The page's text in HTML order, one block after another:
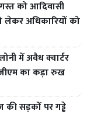
को आदिवासी
लेकर अधिकारियों को
में अवैध क्वार्टर
का कड़ा रुख
की सड़कों पर गड्ढे